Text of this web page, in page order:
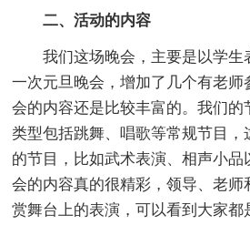
二、活动的内容
我们这场晚会，主要是以学生
一次元旦晚会，增加了几个有老师
会的内容还是比较丰富的。我们的
类型包括跳舞、唱歌等常规节目，
的节目，比如武术表演、相声小品
会的内容真的很精彩，领导、老师
赏舞台上的表演，可以看到大家都